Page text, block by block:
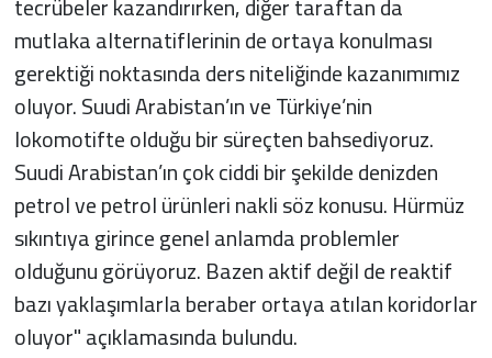
mutlaka alternatiflerinin de ortaya konulması
gerektiği noktasında ders niteliğinde kazanımımız
oluyor. Suudi Arabistan’ın ve Türkiye’nin
lokomotifte olduğu bir süreçten bahsediyoruz.
Suudi Arabistan’ın çok ciddi bir şekilde denizden
petrol ve petrol ürünleri nakli söz konusu. Hürmüz
sıkıntıya girince genel anlamda problemler
olduğunu görüyoruz. Bazen aktif değil de reaktif
bazı yaklaşımlarla beraber ortaya atılan koridorlar
oluyor" açıklamasında bulundu.